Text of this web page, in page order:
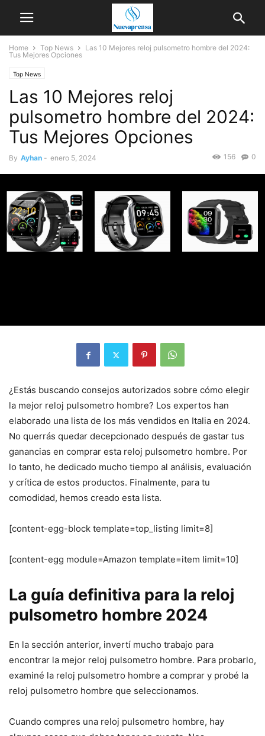
Home Top News
Las 10 Mejores reloj pulsometro hombre del 2024:
Tus Mejores Opciones
Top News
Las 10 Mejores reloj
pulsometro hombre del 2024:
Tus Mejores Opciones
By Ayhan - enero 5, 2024 0
156
¿Estás buscando consejos autorizados sobre cómo elegir
la mejor reloj pulsometro hombre? Los expertos han
elaborado una lista de los más vendidos en Italia en 2024.
No querrás quedar decepcionado después de gastar tus
ganancias en comprar esta reloj pulsometro hombre. Por
lo tanto, he dedicado mucho tiempo al análisis, evaluación
y crítica de estos productos. Finalmente, para tu
comodidad, hemos creado esta lista.
[content-egg-block template=top_listing limit=8]
[content-egg module=Amazon template=item limit=10]
La guía definitiva para la reloj
pulsometro hombre 2024
En la sección anterior, invertí mucho trabajo para
encontrar la mejor reloj pulsometro hombre. Para probarlo,
examiné la reloj pulsometro hombre a comprar y probé la
reloj pulsometro hombre que seleccionamos.
Cuando compres una reloj pulsometro hombre, hay